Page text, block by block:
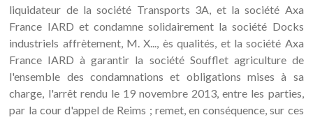
liquidateur de la société Transports 3A, et la société Axa
France IARD et condamne solidairement la société Docks
industriels affrètement, M. X..., ès qualités, et la société Axa
France IARD à garantir la société Soufflet agriculture de
l'ensemble des condamnations et obligations mises à sa
charge, l'arrêt rendu le 19 novembre 2013, entre les parties,
par la cour d'appel de Reims ; remet, en conséquence, sur ces